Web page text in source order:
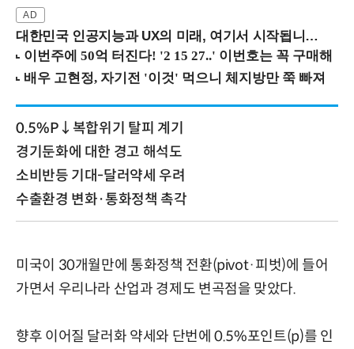
대한민국 인공지능과 UX의 미래, 여기서 시작됩니다! (9/2 강남역)
0.5%P↓복합위기 탈피 계기
경기둔화에 대한 경고 해석도
소비반등 기대-달러약세 우려
수출환경 변화·통화정책 촉각
미국이 30개월만에 통화정책 전환(pivot·피벗)에 들어
가면서 우리나라 산업과 경제도 변곡점을 맞았다.
향후 이어질 달러화 약세와 단번에 0.5%포인트(p)를 인